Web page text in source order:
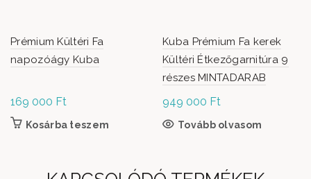
Prémium Kültéri Fa
napozóágy Kuba
169 000 Ft
Kosárba teszem
Kuba Prémium Fa kerek
Kültéri Étkezőgarnitúra 9
részes MINTADARAB
949 000 Ft
Tovább olvasom